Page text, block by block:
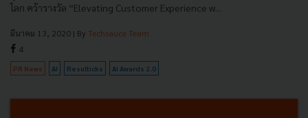
โลก คว้ารางวัล “Elevating Customer Experience w...
มีนาคม 13, 2020 | By Techsauce Team
4
PR News AI Resulticks AI Awards 2.0